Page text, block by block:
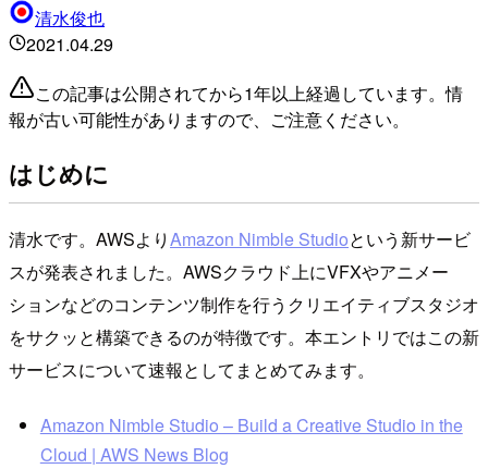
清水俊也
2021.04.29
この記事は公開されてから1年以上経過しています。情
報が古い可能性がありますので、ご注意ください。
はじめに
清水です。AWSよりAmazon Nimble Studioという新サービ
スが発表されました。AWSクラウド上にVFXやアニメー
ションなどのコンテンツ制作を行うクリエイティブスタジオ
をサクッと構築できるのが特徴です。本エントリではこの新
サービスについて速報としてまとめてみます。
Amazon Nimble Studio – Build a Creative Studio in the
Cloud | AWS News Blog